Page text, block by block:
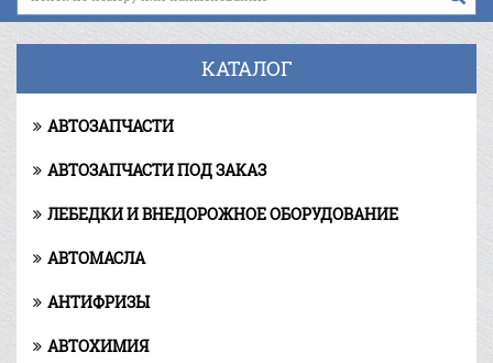
КАТАЛОГ
АВТОЗАПЧАСТИ
АВТОЗАПЧАСТИ ПОД ЗАКАЗ
ЛЕБЕДКИ И ВНЕДОРОЖНОЕ ОБОРУДОВАНИЕ
АВТОМАСЛА
АНТИФРИЗЫ
АВТОХИМИЯ